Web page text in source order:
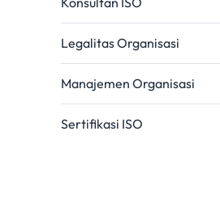
Legalitas Organisasi
Manajemen Organisasi
Sertifikasi ISO